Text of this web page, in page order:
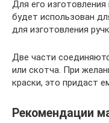
Для его
будет использован
для изготовления
Две части
или скотча. При
краски, это придаст
Рекомендации